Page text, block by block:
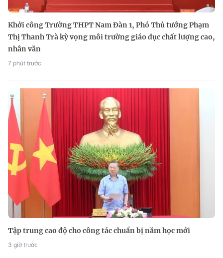
Khởi công Trường THPT Nam Đàn 1, Phó Thủ tướng Phạm
Thị Thanh Trà kỳ vọng môi trường giáo dục chất lượng cao,
nhân văn
7 phút trước
Tập trung cao độ cho công tác chuẩn bị năm học mới
3 giờ trước